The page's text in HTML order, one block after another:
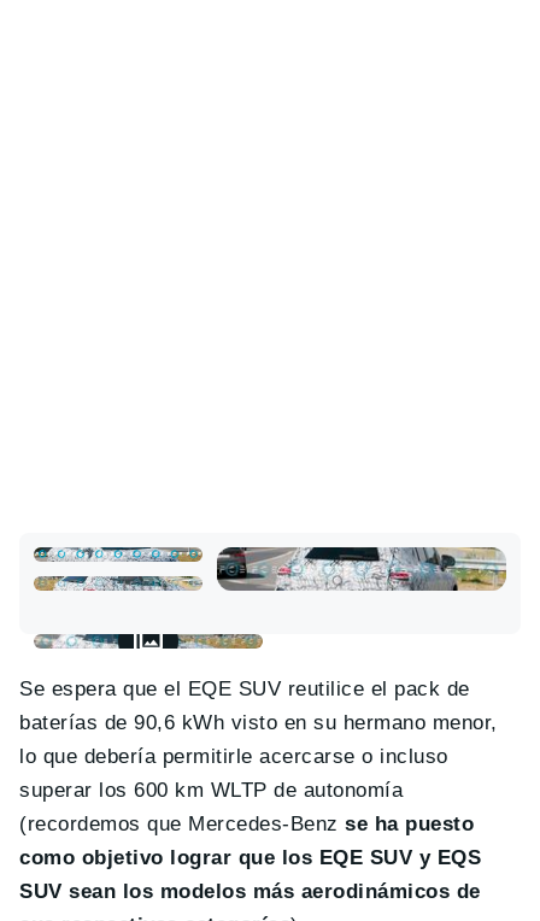
Se espera que el EQE SUV reutilice el pack de
baterías de 90,6 kWh visto en su hermano menor,
lo que debería permitirle acercarse o incluso
superar los 600 km WLTP de autonomía
(recordemos que Mercedes-Benzse ha puesto
como objetivo lograr que los EQE SUV y EQS
SUV sean los modelos más aerodinámicos de